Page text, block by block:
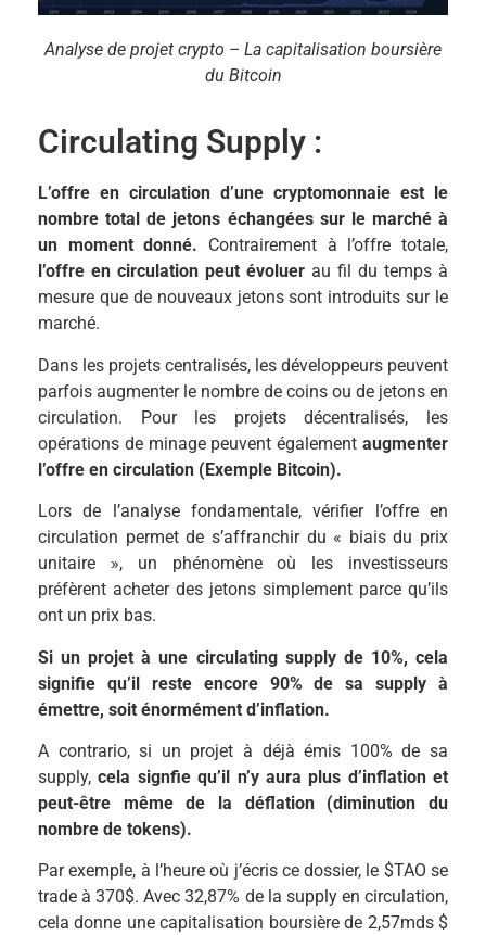
Analyse de projet crypto – La capitalisation boursière
du Bitcoin
Circulating Supply :
L’offre en circulation d’une cryptomonnaie est le
nombre total de jetons échangées sur le marché à
un moment donné. Contrairement à l’offre totale,
l’offre en circulation peut évoluer au fil du temps à
mesure que de nouveaux jetons sont introduits sur le
marché.
Dans les projets centralisés, les développeurs peuvent
parfois augmenter le nombre de coins ou de jetons en
circulation. Pour les projets décentralisés, les
opérations de minage peuvent également augmenter
l’offre en circulation (Exemple Bitcoin).
Lors de l’analyse fondamentale, vérifier l’offre en
circulation permet de s’affranchir du « biais du prix
unitaire », un phénomène où les investisseurs
préfèrent acheter des jetons simplement parce qu’ils
ont un prix bas.
Si un projet à une circulating supply de 10%, cela
signifie qu’il reste encore 90% de sa supply à
émettre, soit énormément d’inflation.
A contrario, si un projet à déjà émis 100% de sa
supply,cela signfie qu’il n’y aura plus d’inflation et
peut-être même de la déflation (diminution du
nombre de tokens).
Par exemple, à l’heure où j’écris ce dossier, le $TAO se
trade à 370$. Avec 32,87% de la supply en circulation,
cela donne une capitalisation boursière de 2,57mds $